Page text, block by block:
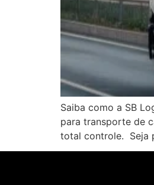
Saiba como a SB
para transporte de
total controle. Seja